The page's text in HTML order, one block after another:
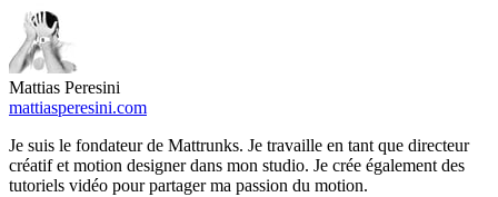
Mattias Peresini
mattiasperesini.com
Je suis le fondateur de Mattrunks. Je travaille en tant que directeur
créatif et motion designer dans mon studio. Je crée également des
tutoriels vidéo pour partager ma passion du motion.